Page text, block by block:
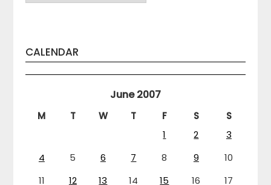
CALENDAR
June 2007
M T W T F S
S
1
2
3
4
5 6 7 8 9
10
11
12 13 14 15 16 17